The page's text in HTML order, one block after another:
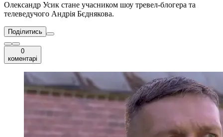
Олександр Усик стане учасником шоу тревел-блогера та
телеведучого Андрія Бєднякова.
Поділитись
0
коментарі